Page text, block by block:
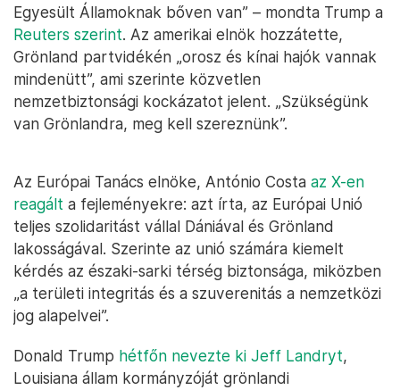
Egyesült Államoknak bőven van” – mondta Trump a
Reuters szerint. Az amerikai elnök hozzátette,
Grönland partvidékén „orosz és kínai hajók vannak
mindenütt”, ami szerinte közvetlen
nemzetbiztonsági kockázatot jelent. „Szükségünk
van Grönlandra, meg kell szereznünk”.
Az Európai Tanács elnöke, António Costa az X-en
reagált a fejleményekre: azt írta, az Európai Unió
teljes szolidaritást vállal Dániával és Grönland
lakosságával. Szerinte az unió számára kiemelt
kérdés az északi-sarki térség biztonsága, miközben
„a területi integritás és a szuverenitás a nemzetközi
jog alapelvei”.
Donald Trump hétfőn nevezte ki Jeff Landryt,
Louisiana állam kormányzóját grönlandi